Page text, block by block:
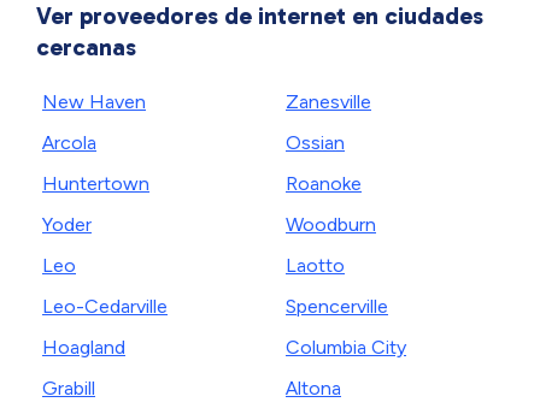
Ver proveedores de internet en ciudades
cercanas
New Haven
Arcola
Huntertown
Yoder
Leo
Leo-Cedarville
Hoagland
Grabill
Zanesville
Ossian
Roanoke
Woodburn
Laotto
Spencerville
Columbia City
Altona